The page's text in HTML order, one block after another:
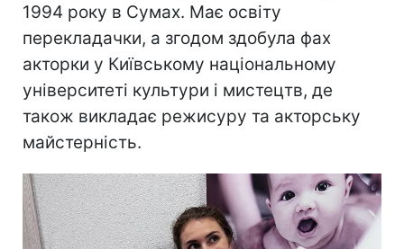
1994 року в Сумах. Має освіту
перекладачки, а згодом здобула фах
акторки у Київському національному
університеті культури і мистецтв, де
також викладає режисуру та акторську
майстерність.